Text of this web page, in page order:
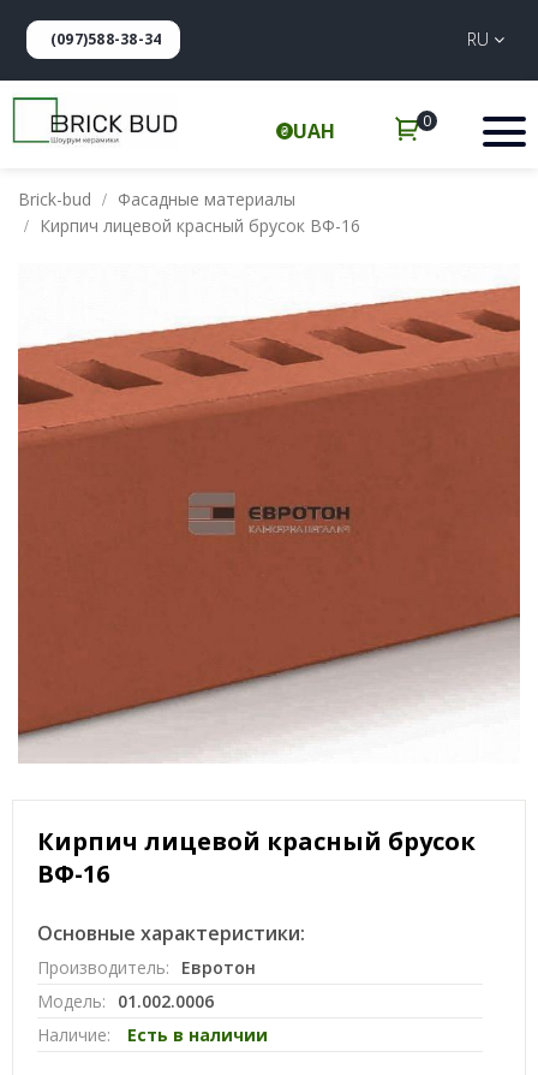
(097)588-38-34 RU
UAH 0
Brick-bud
Фасадные материалы
Кирпич лицевой красный брусок ВФ-16
Кирпич лицевой красный брусок
ВФ-16
Основные характеристики:
Производитель:
Евротон
Модель:
01.002.0006
Наличие:
Есть в наличии